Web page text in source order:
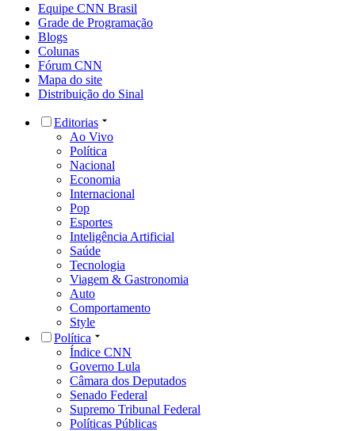
Equipe CNN Brasil
Grade de Programação
Blogs
Colunas
Fórum CNN
Mapa do site
Distribuição do Sinal
Editorias
Ao Vivo
Política
Nacional
Economia
Internacional
Pop
Esportes
Inteligência Artificial
Saúde
Tecnologia
Viagem & Gastronomia
Auto
Comportamento
Style
Política
Índice CNN
Governo Lula
Câmara dos Deputados
Senado Federal
Supremo Tribunal Federal
Políticas Públicas